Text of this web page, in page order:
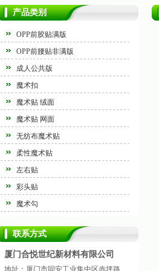
产品类别
OPP前胶贴满版
OPP前腰贴非满版
成人公共版
魔术扣
魔术贴 绒面
魔术贴 网面
无纺布魔术贴
柔性魔术贴
左右贴
彩头贴
魔术勾
联系方式
厦门合悦世纪新材料有限公司
地址：厦门市同安工业集中区赤坪路